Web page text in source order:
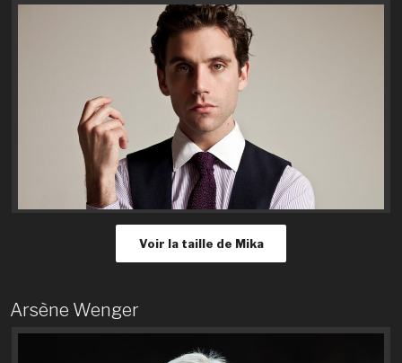
Voir la taille de Mika
Arsène Wenger